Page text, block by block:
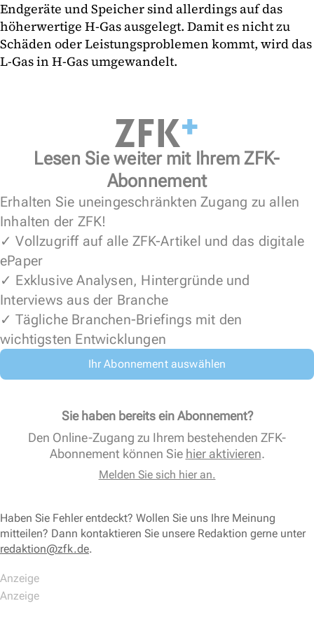
Endgeräte und Speicher sind allerdings auf das
höherwertige H-Gas ausgelegt. Damit es nicht zu
Schäden oder Leistungsproblemen kommt, wird das
L-Gas in H-Gas umgewandelt.
Lesen Sie weiter mit Ihrem ZFK-
Abonnement
Erhalten Sie uneingeschränkten Zugang zu allen
Inhalten der ZFK!
✓ Vollzugriff auf alle ZFK-Artikel und das digitale
ePaper
✓ Exklusive Analysen, Hintergründe und
Interviews aus der Branche
✓ Tägliche Branchen-Briefings mit den
wichtigsten Entwicklungen
Ihr Abonnement auswählen
Sie haben bereits ein Abonnement?
Den Online-Zugang zu Ihrem bestehenden ZFK-
Abonnement können Sie hier aktivieren.
Melden Sie sich hier an.
Haben Sie Fehler entdeckt? Wollen Sie uns Ihre Meinung
mitteilen? Dann kontaktieren Sie unsere Redaktion gerne unter
redaktion@zfk.de.